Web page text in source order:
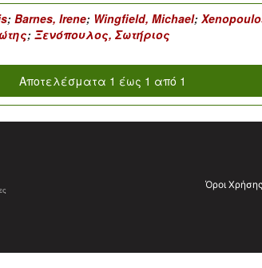
; Barnes, Irene; Wingfield, Michael;
; Ξενόπουλος, Σωτήριος
Αποτελέσματα 1 έως 1 από 1